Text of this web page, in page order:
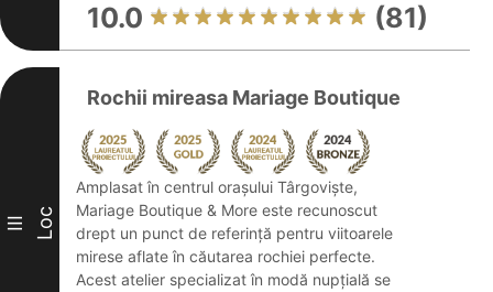
10.0 (81)
III Loc
Rochii mireasa Mariage Boutique
Amplasat în centrul orașului Târgoviște,
Mariage Boutique & More este recunoscut
drept un punct de referință pentru viitoarele
mirese aflate în căutarea rochiei perfecte.
Acest atelier specializat în modă nupțială se